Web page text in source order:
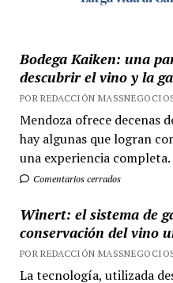
Bodega Kaiken: una
descubrir el vino y la
POR REDACCIÓN
Mendoza ofrece decenas
hay algunas que logran
una experiencia completa.
Comentarios cerrados
Winert: el sistema de
conservación del vino
POR REDACCIÓN
La tecnología, utilizada